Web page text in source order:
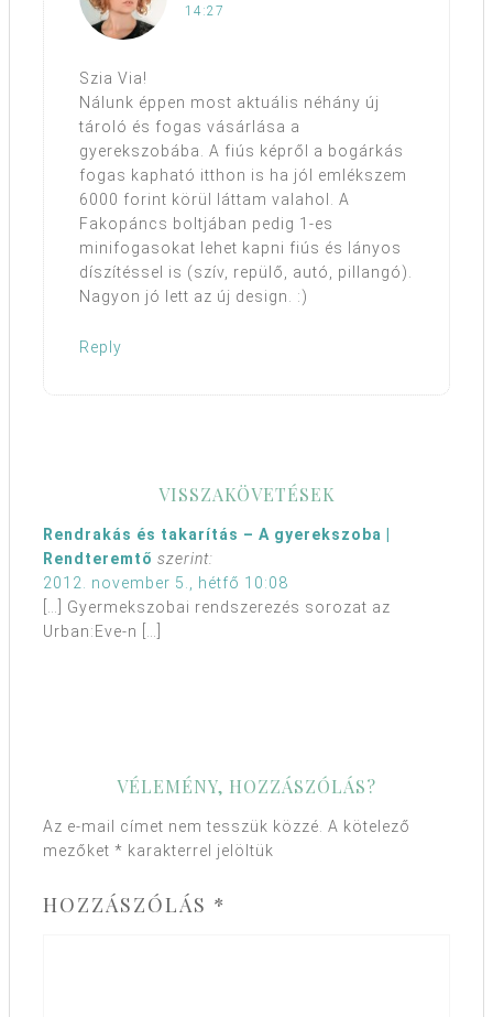
14:27
Szia Via!
Nálunk éppen most aktuális néhány új
tároló és fogas vásárlása a
gyerekszobába. A fiús képről a bogárkás
fogas kapható itthon is ha jól emlékszem
6000 forint körül láttam valahol. A
Fakopáncs boltjában pedig 1-es
minifogasokat lehet kapni fiús és lányos
díszítéssel is (szív, repülő, autó, pillangó).
Nagyon jó lett az új design. :)
Reply
VISSZAKÖVETÉSEK
Rendrakás és takarítás – A gyerekszoba |
Rendteremtő szerint:
2012. november 5., hétfő 10:08
[…] Gyermekszobai rendszerezés sorozat az
Urban:Eve-n […]
VÉLEMÉNY, HOZZÁSZÓLÁS?
Az e-mail címet nem tesszük közzé. A kötelező
mezőket * karakterrel jelöltük
HOZZÁSZÓLÁS *